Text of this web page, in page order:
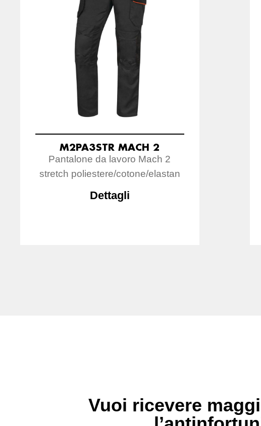
M2PA3STR MACH 2
Pantalone da lavoro Mach 2
stretch poliestere/cotone/elastan
Dettagli
Vuoi ricevere